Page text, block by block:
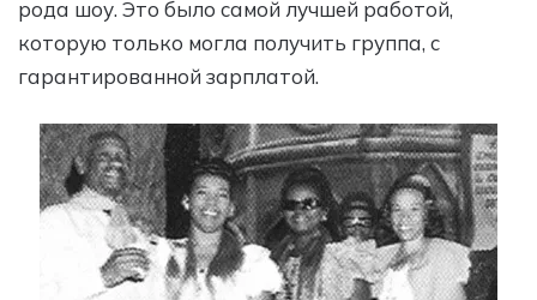
рода шоу. Это было самой лучшей работой,
которую только могла получить группа, с
гарантированной зарплатой.